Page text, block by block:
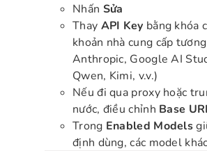
Nhấn Sửa
Thay API Key bằng khóa
khoản nhà cung cấp
Anthropic, Google AI
Qwen, Kimi, v.v.)
Nếu đi qua proxy hoặc
nước, điều chỉnh Base
Trong Enabled Models
định dùng, các model